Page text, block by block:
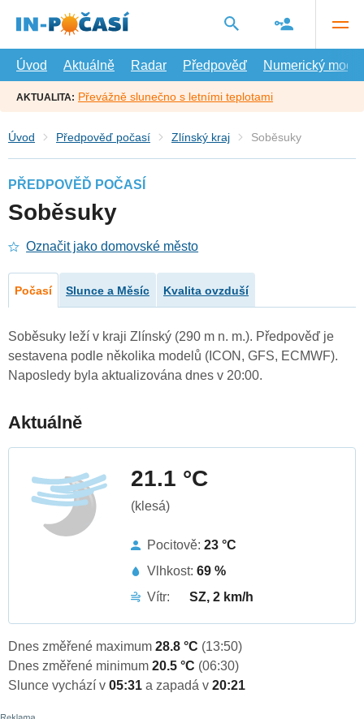
hlavní
Úvod
Aktuálně Radar Předpověď Numerický model
AKTUALITA: Převážně slunečno s letními teplotami
Úvod Předpověď počasí Zlínský kraj Soběsuky
PŘEDPOVĚĎ POČASÍ
Soběsuky
Označit jako domovské město
Počasí Slunce a Měsíc Kvalita ovzduší
Soběsuky leží v kraji Zlínský (290 m n. m.). Předpověď je
sestavena podle několika modelů (ICON, GFS, ECMWF).
Naposledy byla aktualizována dnes v 20:00.
Aktuálně
21.1 °C
(klesá)
Pocitově: 23 °C
Vlhkost: 69 %
Vítr:
SZ, 2 km/h
Dnes změřené maximum 28.8 °C (13:50)
Dnes změřené minimum 20.5 °C (06:30)
Slunce vychází v 05:31 a zapadá v 20:21